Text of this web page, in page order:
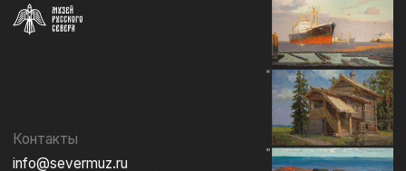
ПОДДЕРЖАТЬ
КОНТАКТЫ
СОБЫТИЯ